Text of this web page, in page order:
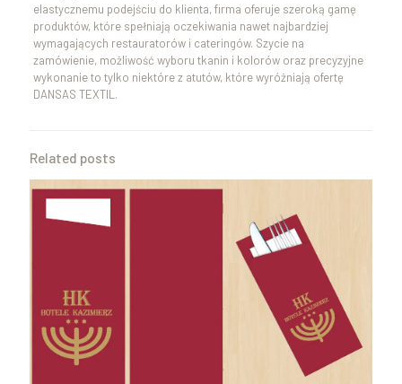
elastycznemu podejściu do klienta, firma oferuje szeroką gamę
produktów, które spełniają oczekiwania nawet najbardziej
wymagających restauratorów i cateringów. Szycie na
zamówienie, możliwość wyboru tkanin i kolorów oraz precyzyjne
wykonanie to tylko niektóre z atutów, które wyróżniają ofertę
DANSAS TEXTIL.
Related posts